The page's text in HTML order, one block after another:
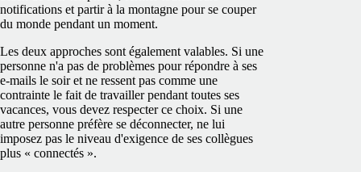
notifications et partir à la montagne pour se couper
du monde pendant un moment.
Les deux approches sont également valables. Si une
personne n'a pas de problèmes pour répondre à ses
e-mails le soir et ne ressent pas comme une
contrainte le fait de travailler pendant toutes ses
vacances, vous devez respecter ce choix. Si une
autre personne préfère se déconnecter, ne lui
imposez pas le niveau d'exigence de ses collègues
plus « connectés ».